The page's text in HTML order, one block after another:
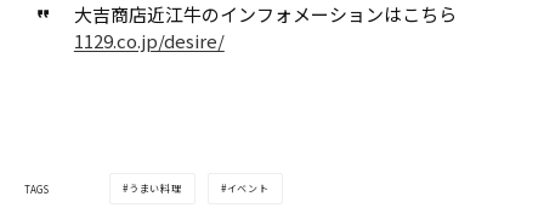
大吉商店近江牛のインフォメーションはこちら
1129.co.jp/desire/
TAGS うまい料理 イベント